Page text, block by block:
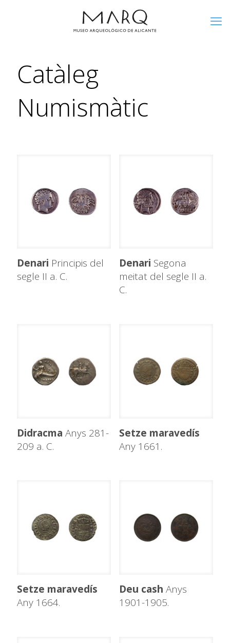
Catàleg
Numismàtic
Denari Principis del
segle II a. C.
Denari Segona
meitat del segle II a.
C.
Didracma Anys 281-
209 a. C.
Setze maravedís
Any 1661.
Setze maravedís
Any 1664.
Deu cash Anys
1901-1905.